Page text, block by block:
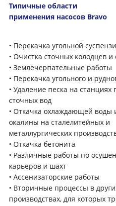
Типичные области
применения насосов Bravo
• Перекачка угольной
• Очистка сточных колодцев и
• Землечерпательные работы
• Перекачка угольного и
• Удаление песка на станциях
сточных вод
• Откачка охлаждающей воды
окалины на сталелитейных и
металлургических
• Откачка бетонита
• Различные работы по
карьеров и шахт
• Ассенизаторские работы
• Вторичные процессы в
производствах, для которых